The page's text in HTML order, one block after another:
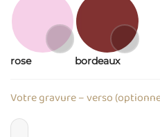
rose bordeaux
Votre gravure – verso